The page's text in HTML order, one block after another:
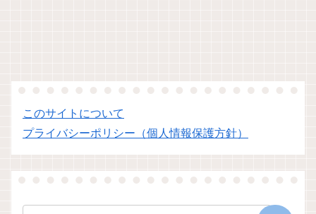
このサイトについて
プライバシーポリシー（個人情報保護方針）